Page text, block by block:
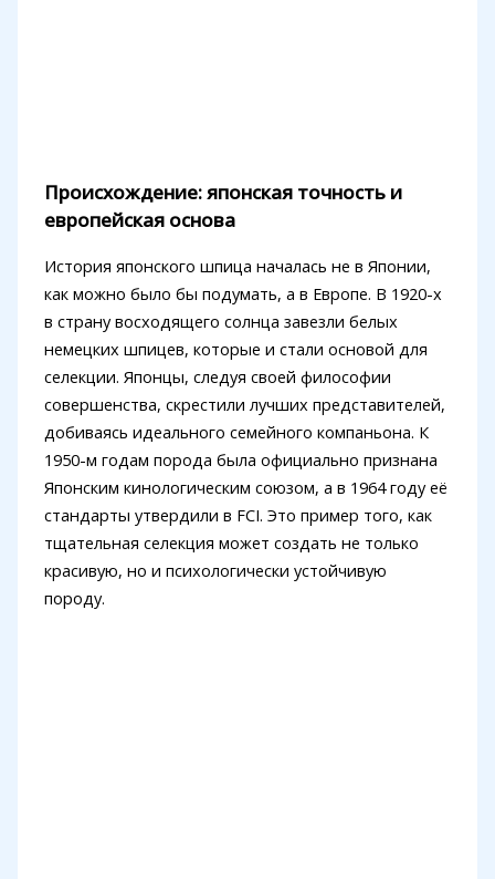
Происхождение: японская точность и
европейская основа
История японского шпица началась не в Японии,
как можно было бы подумать, а в Европе. В 1920-х
в страну восходящего солнца завезли белых
немецких шпицев, которые и стали основой для
селекции. Японцы, следуя своей философии
совершенства, скрестили лучших представителей,
добиваясь идеального семейного компаньона. К
1950-м годам порода была официально признана
Японским кинологическим союзом, а в 1964 году её
стандарты утвердили в FCI. Это пример того, как
тщательная селекция может создать не только
красивую, но и психологически устойчивую
породу.